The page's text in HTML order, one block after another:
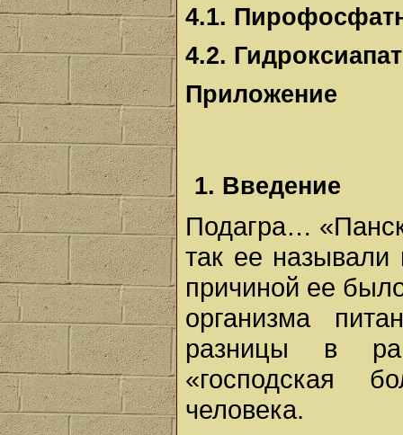
4.1.
4.2.
Приложение
1. Введение
Подагра…
так ее
причиной ее
организма
разницы в
«господская
человека.